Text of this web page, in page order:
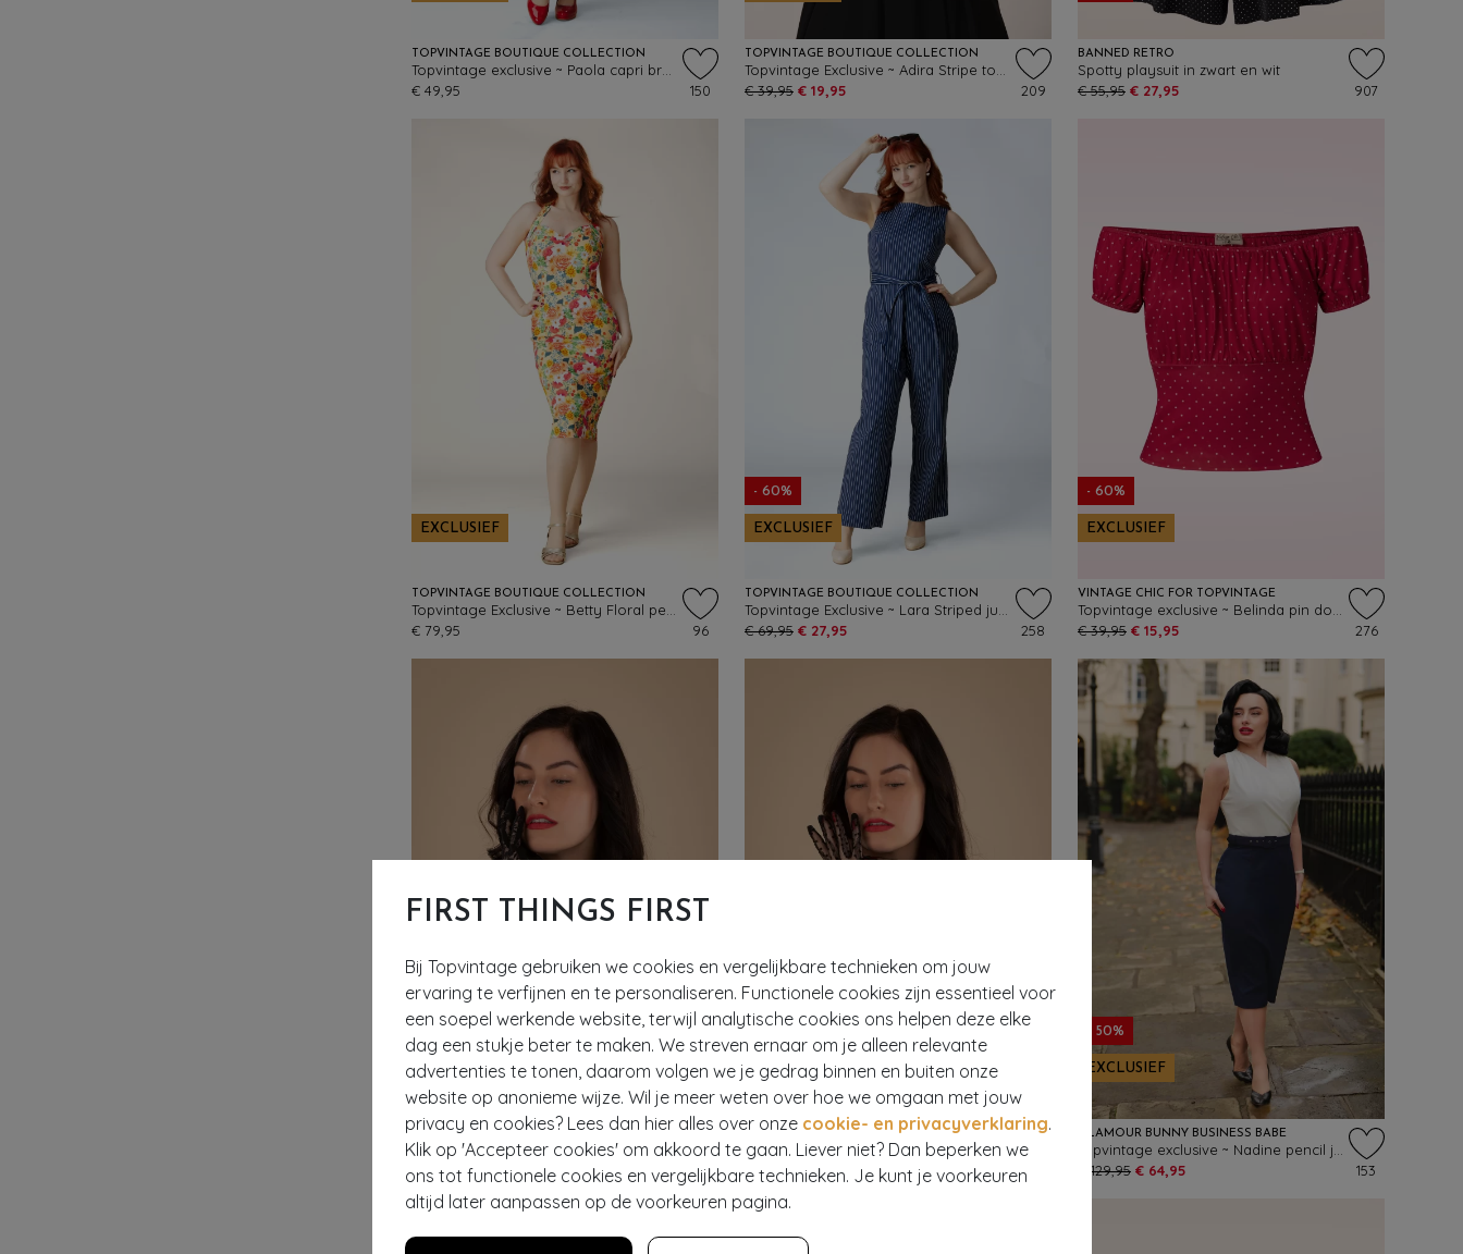
FIRST THINGS FIRST
Bij Topvintage gebruiken we cookies en vergelijkbare technieken om jouw
ervaring te verfijnen en te personaliseren. Functionele cookies zijn essentieel voor
een soepel werkende website, terwijl analytische cookies ons helpen deze elke
dag een stukje beter te maken. We streven ernaar om je alleen relevante
advertenties te tonen, daarom volgen we je gedrag binnen en buiten onze
website op anonieme wijze. Wil je meer weten over hoe we omgaan met jouw
privacy en cookies? Lees dan hier alles over onze cookie- en privacyverklaring.
Klik op 'Accepteer cookies' om akkoord te gaan. Liever niet? Dan beperken we
ons tot functionele cookies en vergelijkbare technieken. Je kunt je voorkeuren
altijd later aanpassen op de voorkeuren pagina.
TOPVINTAGE BOUTIQUE COLLECTION
€ 49,95
150
TOPVINTAGE BOUTIQUE COLLECTION
€ 39,95 € 19,95 209
BANNED RETRO
Spotty playsuit in zwart en wit
€ 55,95 € 27,95 907
EXCLUSIEF
TOPVINTAGE BOUTIQUE COLLECTION
€ 79,95
96
- 60%
EXCLUSIEF
TOPVINTAGE BOUTIQUE COLLECTION
€ 69,95 € 27,95 258
- 60%
EXCLUSIEF
VINTAGE CHIC FOR TOPVINTAGE
€ 39,95 € 15,95 276
PAMELA MANN
Korte handschoenen met bloemenkant in zwart
€ 10,95
463
PAMELA MANN
Korte handschoenen in zwart mesh
€ 9,95
572
- 50%
EXCLUSIEF
GLAMOUR BUNNY BUSINESS BABE
€ 129,95 € 64,95 153